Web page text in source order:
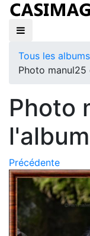
Tous les
Photo manul25
Photo
Précédente